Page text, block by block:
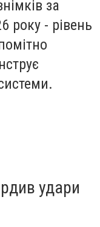
за
року - рівень
удари